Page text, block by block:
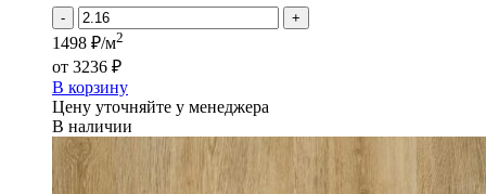
Осло
- +
1498 ₽/м2
от 3236 ₽
В корзину
Цену уточняйте у менеджера
В наличии